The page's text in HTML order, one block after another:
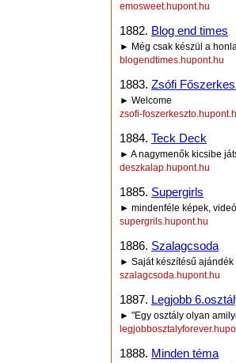
emosweet.hupont.hu
1882. Blog end times
► Még csak készül a
blogendtimes.hupont.hu
1883. Zsófi
► Welcome
zsofi-
1884. Teck Deck
► A nagymenők kicsibe
deszkalap.hupont.hu
1885. Supergirls
► mindenféle képek,
supergrils.hupont.hu
1886. Szalagcsoda
► Saját készítésű ajándék
szalagcsoda.hupont.hu
1887. Legjobb
► "Egy osztály olyan
1888. Minden téma